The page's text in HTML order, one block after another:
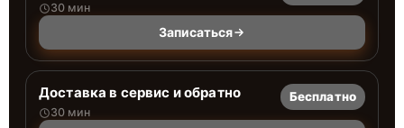
30 мин
Записаться
Доставка в сервис и обратно
30 мин
Бесплатно